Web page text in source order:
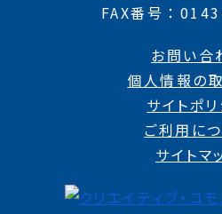
FAX番号
お問い合
個人情報の
サイトポ
ご利用に
サイトマ